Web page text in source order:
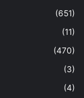
(651)
(11)
(470)
(3)
(4)